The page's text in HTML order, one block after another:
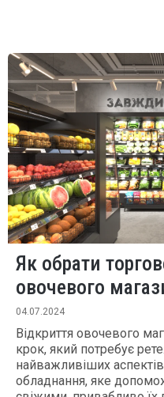
Як обрати
овочевого
04.07.2024
Відкриття овочевого
крок, який потребує
найважливіших
обладнання, яке